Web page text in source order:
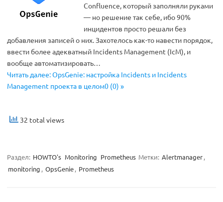
Confluence, который заполняли руками
— но решение так себе, ибо 90%
инцидентов просто решали без
добавления записей о них. Захотелось как-то навести порядок,
ввести более адекватный Incidents Management (IcM), и
вообще автоматизировать…
Читать далее: OpsGenie: настройка Incidents и Incidents
Management проекта в целом0 (0) »
32 total views
Раздел: HOWTO's Monitoring Prometheus Метки: Alertmanager,
monitoring , OpsGenie, Prometheus